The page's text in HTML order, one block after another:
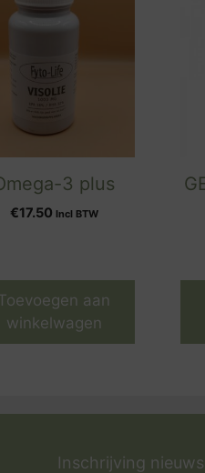
3 plus
€17.50 Incl BTW
aan
winkelwagen
Inschrijving